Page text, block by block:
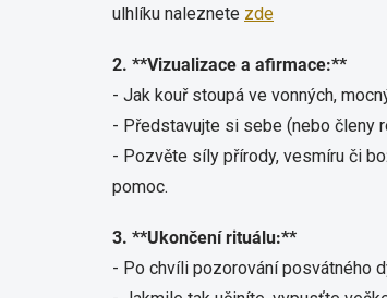
ulhlíku naleznete zde
2. **Vizualizace a afirmace:**
- Jak kouř stoupá ve vonných,
- Představujte si sebe (nebo členy
- Pozvěte síly přírody, vesmíru či
pomoc.
3. **Ukončení rituálu:**
- Po chvíli pozorování posvátného